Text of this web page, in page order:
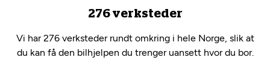
276 verksteder
Vi har 276 verksteder rundt omkring i hele Norge, slik at
du kan få den bilhjelpen du trenger uansett hvor du bor.